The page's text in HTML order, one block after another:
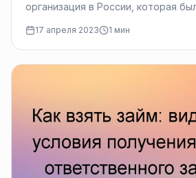
организация в России, которая
17 апреля 2023 1 мин